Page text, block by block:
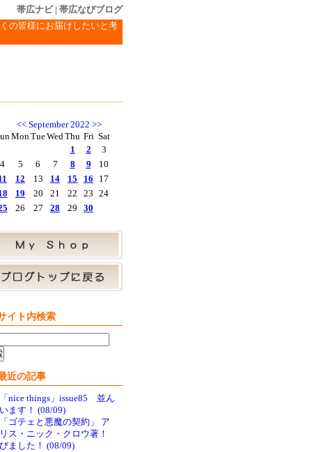
帯広ナビ| 帯広なびブログ
の皆様にお届けしたいと考
<< September 2022 >>
MonTueWedThu Fri Sat
1
2
3
4
5 6 7 8 9
10
12 13 14 15 16
17
19 20 21 22 23
24
26 27 28 29 30
イト内検索
近の記事
「nice things」issue85 並ん
ます！ (08/09)
「ゴテェと悪魔の契約」 ア
ス・ニック・クロウ著！
ました！ (08/09)